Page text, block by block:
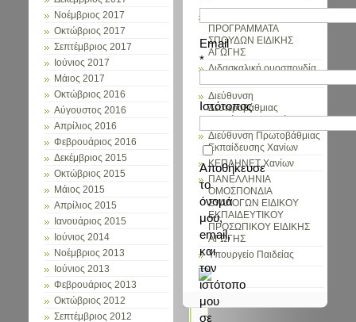
Νοέμβριος 2017
Οκτώβριος 2017
Σεπτέμβριος 2017
Ιούνιος 2017
Μάιος 2017
Οκτώβριος 2016
Αύγουστος 2016
Απρίλιος 2016
Φεβρουάριος 2016
Δεκέμβριος 2015
Οκτώβριος 2015
Μάιος 2015
Απρίλιος 2015
Ιανουάριος 2015
Ιούνιος 2014
Νοέμβριος 2013
Ιούνιος 2013
Φεβρουάριος 2013
Οκτώβριος 2012
Σεπτέμβριος 2012
Σύνδεσμοι
ΠΡΟΓΡΑΜΜΑΤΑ
ΣΠΟΥΔΩΝ ΕΙΔΙΚΗΣ
ΑΓΩΓΗΣ
Διδασκαλική ομοσπονδία
Διεύθυνση
Δευτεροβάθμιας
Εκπαίδευσης Χανίων
Διεύθυνση Πρωτοβάθμιας
Εκπαίδευσης Χανίων
ΚΕΠΛΗΝΕΤ Χανίων
ΠΑΝΕΛΛΗΝΙΑ
ΟΜΟΣΠΟΝΔΙΑ
ΣΥΛΛΟΓΩΝ ΕΙΔΙΚΟΥ
ΕΚΠΑΙΔΕΥΤΙΚΟΥ
ΠΡΟΣΩΠΙΚΟΥ ΕΙΔΙΚΗΣ
ΑΓΩΓΗΣ
Υπουργείο Παιδείας
Email
*
Ιστότοπος
Αποθήκευσε
το
όνομά
μου,
email,
και
τον
ιστότοπο
μου
σε